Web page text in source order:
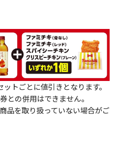
トごとに値引きとなります。
との併用はできません。
品を取り扱っていない場合がご